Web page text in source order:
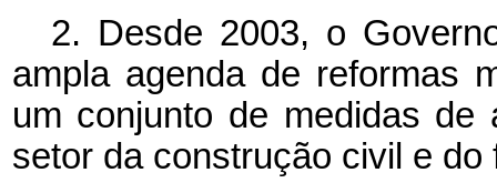
2. Desde 2003, o
ampla agenda de reformas
um conjunto de medidas de
setor da construção civil e